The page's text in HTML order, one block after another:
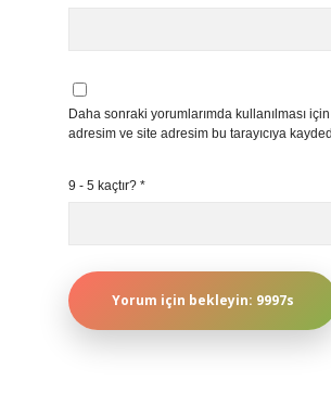
Daha sonraki yorumlarımda kullanılması
adresim ve site adresim bu tarayıcıya
9 - 5 kaçtır? *